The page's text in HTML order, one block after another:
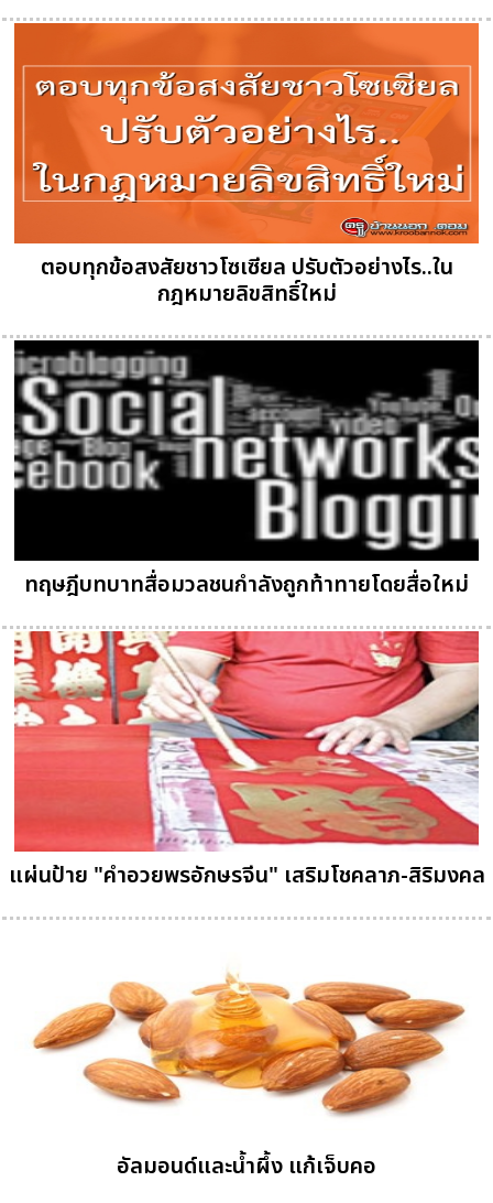
ตอบทุกข้อสงสัยชาวโซเซียล ปรับตัวอย่างไร..ใน
กฎหมายลิขสิทธิ์ใหม่
ทฤษฎีบทบาทสื่อมวลชนกำลังถูกท้าทายโดยสื่อใหม่
แผ่นป้าย "คำอวยพรอักษรจีน" เสริมโชคลาภ-สิริมงคล
อัลมอนด์และน้ำผึ้ง แก้เจ็บคอ